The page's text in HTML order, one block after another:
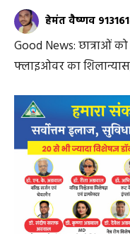
हेमंत वैष्णव
Good News: छात्राओं
फ्लाइओवर का